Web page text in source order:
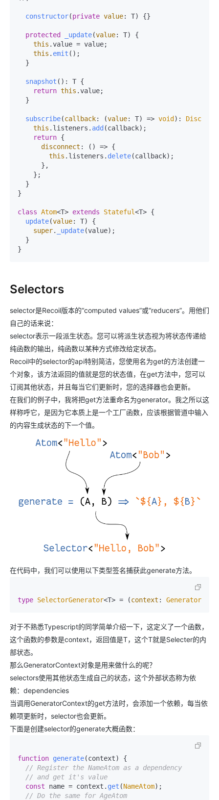
constructor(private value: T) {}
protected _update(value: T) {
this .value = value;
this . emit ();
}
snapshot (): T {
return this .value;
}
subscribe(callback: (value: T) => void ):
this . listeners . add (callback);
return {
disconnect : () => {
this . listeners . delete(callback);
},
};
}
}
class Atom<T> extends Stateful<T> {
update(value: T) {
super. _update(value);
}
Selectors
selector是Recoil版本的“computed values”或“reducers”。用他们
自己的话来说：
selector表示一段派生状态。您可以将派生状态视为将状态传递给
纯函数的输出，纯函数以某种方式修改给定状态。
Recoil中的selector的api特别简洁，您使用名为get的方法创建一
个对象，该方法返回的值就是您的状态值，在get方法中，您可以
订阅其他状态，并且每当它们更新时，您的选择器也会更新。
在我们的例子中，我将把get方法重命名为generator。我之所以这
样称呼它，是因为它本质上是一个工厂函数，应该根据管道中输入
的内容生成状态的下一个值。
在代码中，我们可以使用以下类型签名捕获此generate方法。
type SelectorGenerator<T> = (context :
对于不熟悉Typescript的同学简单介绍一下，这定义了一个函数，
这个函数的参数是context，返回值是T，这个T就是Selecter的内
部状态。
那么GeneratorContext对象是用来做什么的呢？
selectors使用其他状态生成自己的状态，这个外部状态称为依
赖：dependencies
当调用GeneratorContext的get方法时，会添加一个依赖，每当依
赖项更新时，selector也会更新。
下面是创建selector的generate大概函数：
function generate(context) {
// Register the NameAtom as a dependency
// and get it's value
const name = context. get (NameAtom);
// Do the same for AgeAtom